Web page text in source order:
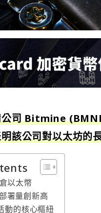
司 Bitmine
該公司對以太坊的
以太幣
署量創新高
動的核心樞紐